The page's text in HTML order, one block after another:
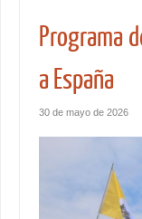
Programa
a España
30 de mayo de 2026